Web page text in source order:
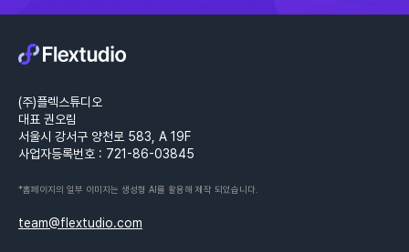
(주)플렉스튜디오
대표 권오림
서울시 강서구 양천로 583, A 19F
사업자등록번호 : 721-86-03845
*홈페이지의 일부 이미지는 생성형 AI를 활용해 제작 되었습니다.
team@flextudio.com